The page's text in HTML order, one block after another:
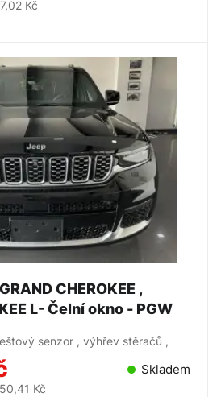
Kč
CHEROKEE ,
senzor , výhřev stěračů ,
Skladem
Kč